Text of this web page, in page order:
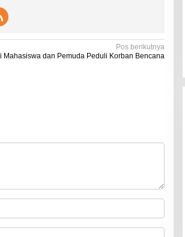
Pos berikutnya
Mahasiswa dan Pemuda Peduli Korban Bencana